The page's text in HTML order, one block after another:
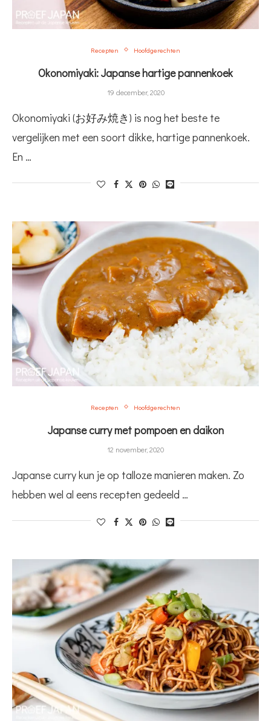
Recepten Hoofdgerechten
Okonomiyaki: Japanse hartige pannenkoek
19 december, 2020
Okonomiyaki (お好み焼き) is nog het beste te
vergelijken met een soort dikke, hartige pannenkoek.
En …
Recepten Hoofdgerechten
Japanse curry met pompoen en daikon
12 november, 2020
Japanse curry kun je op talloze manieren maken. Zo
hebben wel al eens recepten gedeeld …